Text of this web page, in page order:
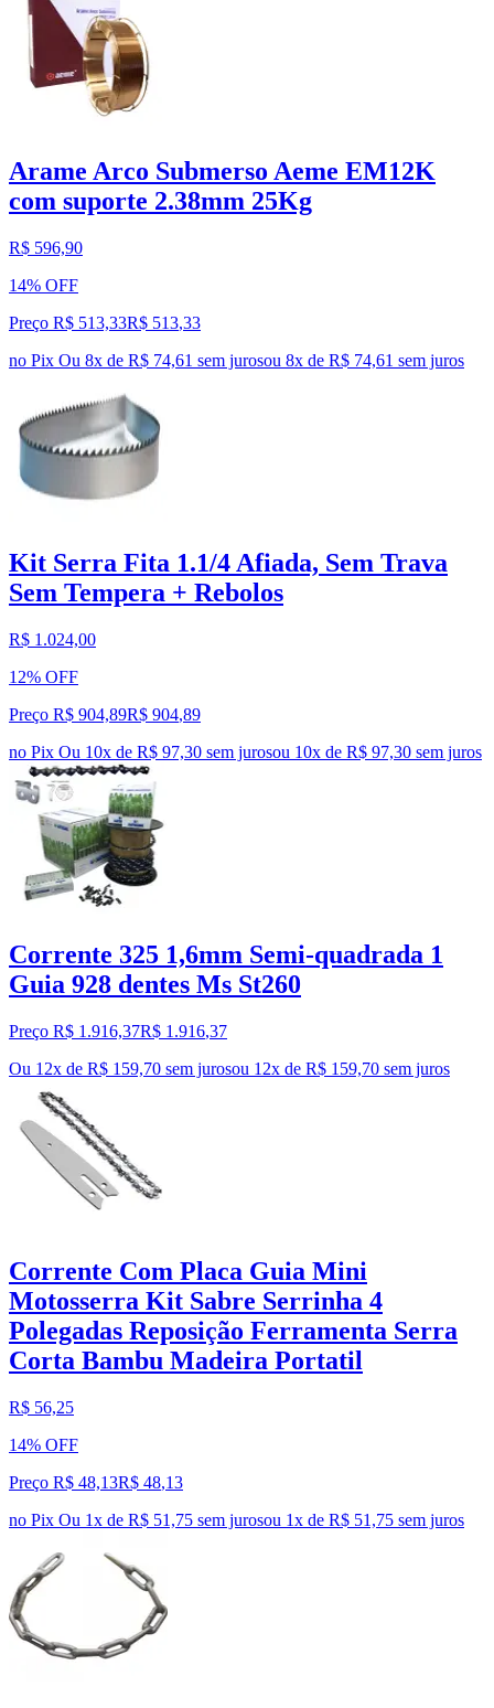
Arame Arco Submerso Aeme EM12K
com suporte 2.38mm 25Kg
R$ 596,90
14% OFF
Preço R$ 513,33R$ 513,33
no Pix Ou 8x de R$ 74,61 sem jurosou 8x de R$ 74,61 sem juros
Kit Serra Fita 1.1/4 Afiada, Sem Trava
Sem Tempera + Rebolos
R$ 1.024,00
12% OFF
Preço R$ 904,89R$ 904,89
no Pix Ou 10x de R$ 97,30 sem jurosou 10x de R$ 97,30 sem juros
Corrente 325 1,6mm Semi-quadrada 1
Guia 928 dentes Ms St260
Preço R$ 1.916,37R$ 1.916,37
Ou 12x de R$ 159,70 sem jurosou 12x de R$ 159,70 sem juros
Corrente Com Placa Guia Mini
Motosserra Kit Sabre Serrinha 4
Polegadas Reposição Ferramenta Serra
Corta Bambu Madeira Portatil
R$ 56,25
14% OFF
Preço R$ 48,13R$ 48,13
no Pix Ou 1x de R$ 51,75 sem jurosou 1x de R$ 51,75 sem juros